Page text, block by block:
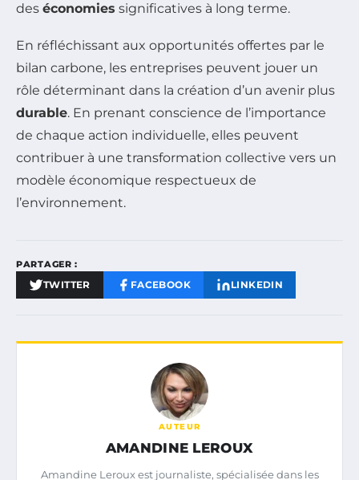
des économies significatives à long terme.
En réfléchissant aux opportunités offertes par le
bilan carbone, les entreprises peuvent jouer un
rôle déterminant dans la création d’un avenir plus
durable. En prenant conscience de l’importance
de chaque action individuelle, elles peuvent
contribuer à une transformation collective vers un
modèle économique respectueux de
l’environnement.
PARTAGER :
TWITTER FACEBOOK LINKEDIN
AUTEUR
AMANDINE LEROUX
Amandine Leroux est journaliste, spécialisée dans les